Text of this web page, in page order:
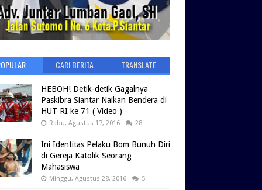
CARI BERITA TRANSLATE
HEBOH! Detik-detik Gagalnya
Paskibra Siantar Naikan Bendera di
HUT RI ke 71 ( Video )
Rabu, Agustus 17, 2016 28
Ini Identitas Pelaku Bom Bunuh Diri
di Gereja Katolik Seorang
Mahasiswa
Minggu, Agustus 28, 2016 5